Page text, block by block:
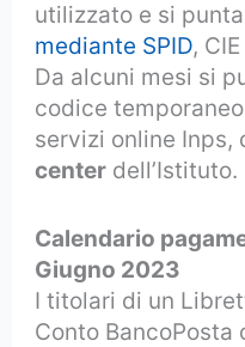
utilizzato e si
mediante SPID,
Da alcuni mesi si
codice
servizi online
center dell’Istituto.
Calendario
Giugno 2023
I titolari di un
Conto BancoPosta